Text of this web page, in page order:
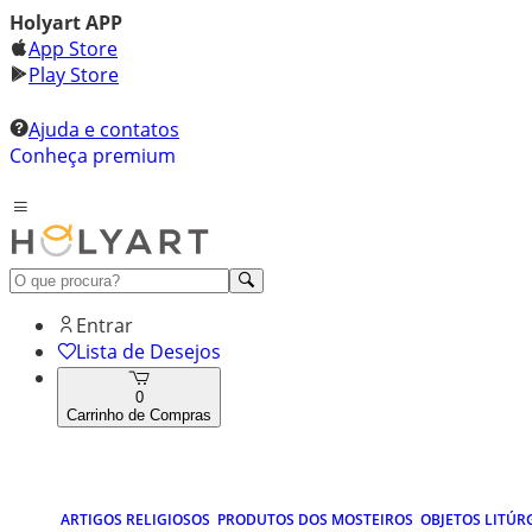
Holyart APP
App Store
Play Store
Ajuda e contatos
Conheça premium
Entrar
Lista de Desejos
0
Carrinho de Compras
ARTIGOS RELIGIOSOS PRODUTOS DOS MOSTEIROS OBJETOS